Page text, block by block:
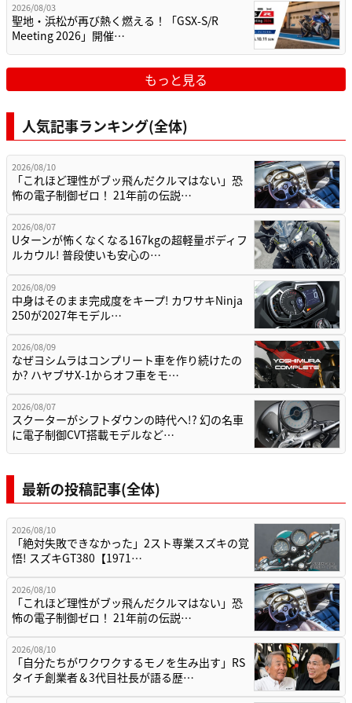
2026/08/03
聖地・浜松が再び熱く燃える！「GSX-S/R
Meeting 2026」開催…
もっと見る
人気記事ランキング(全体)
2026/08/10
「これほど理性がブッ飛んだクルマはない」恐
怖の電子制御ゼロ！ 21年前の伝説…
2026/08/07
Uターンが怖くなくなる167kgの超軽量ボディフ
ルカウル! 普段使いも安心の…
2026/08/09
中身はそのまま完成度をキープ! カワサキNinja
250が2027年モデル…
2026/08/09
なぜヨシムラはコンプリート車を作り続けたの
か? ハヤブサX-1からオフ車をモ…
2026/08/07
スクーターがシフトダウンの時代へ!? 幻の名車
に電子制御CVT搭載モデルなど…
最新の投稿記事(全体)
2026/08/10
「絶対失敗できなかった」2スト専業スズキの覚
悟! スズキGT380【1971…
2026/08/10
「これほど理性がブッ飛んだクルマはない」恐
怖の電子制御ゼロ！ 21年前の伝説…
2026/08/10
「自分たちがワクワクするモノを生み出す」RS
タイチ創業者＆3代目社長が語る歴…